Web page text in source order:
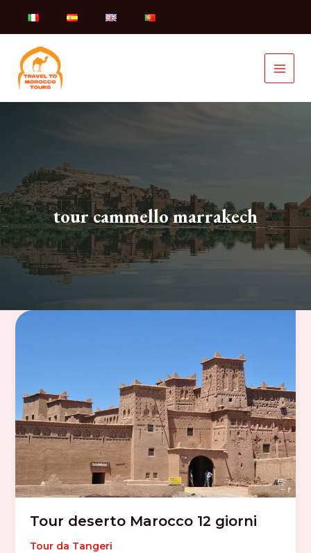
tour cammello marrakech
Tour deserto Marocco 12 giorni
Tour da Tangeri